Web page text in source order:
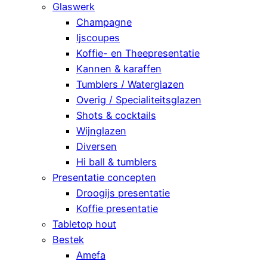
Glaswerk
Champagne
Ijscoupes
Koffie- en Theepresentatie
Kannen & karaffen
Tumblers / Waterglazen
Overig / Specialiteitsglazen
Shots & cocktails
Wijnglazen
Diversen
Hi ball & tumblers
Presentatie concepten
Droogijs presentatie
Koffie presentatie
Tabletop hout
Bestek
Amefa